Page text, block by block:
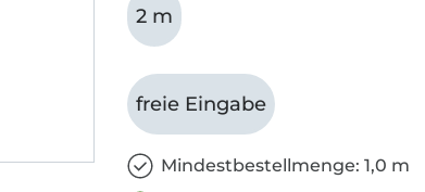
2 m
freie Eingabe
Mindestbestellmenge: 1,0 m